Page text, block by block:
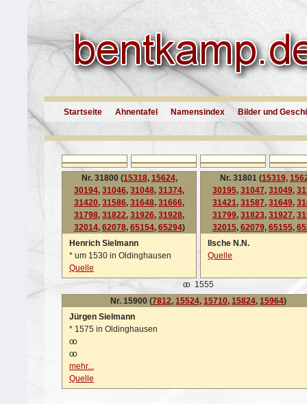
Startseite Ahnentafel Namensindex Bilder und
Nr. 31800 (15318, 15624,
30194, 31046, 31048, 31374,
31420, 31586, 31648, 31666,
31798, 31822, 31926, 31928,
32014, 62078, 65154, 65294)
Henrich Sielmann
* um 1530 in Oldinghausen
Quelle
Nr. 31801 (15319,
30195, 31047, 31049,
31421, 31587, 31649,
31799, 31823, 31927,
32015, 62079, 65155,
Ilsche N.N.
Quelle
oo
1555
Nr. 15900 (7812, 15524, 15710, 15824, 15964)
Jürgen Sielmann
* 1575 in Oldinghausen
oo
oo
mehr...
Quelle